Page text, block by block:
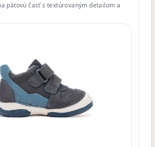
pätovú časť s textúrovaným detailom a